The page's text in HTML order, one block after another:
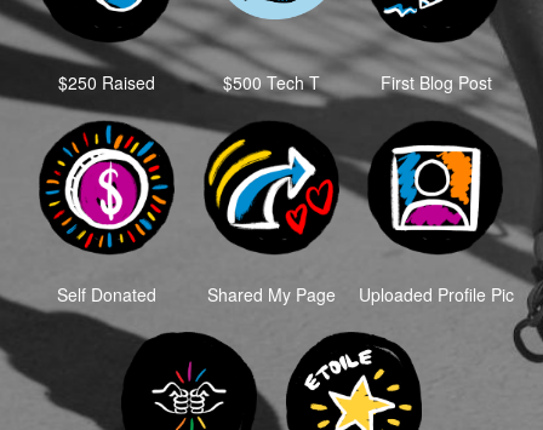
$250 Raised $500 Tech T First Blog Post
Self Donated Shared My Page Uploaded Profile Pic